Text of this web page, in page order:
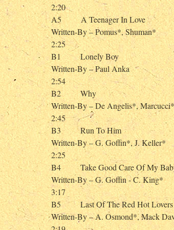
2:20
A5 A Teenager In Love
Written-By – Pomus*, Shuman*
2:25
B1 Lonely Boy
Written-By – Paul Anka
2:54
B2 Why
Written-By – De Angelis*, Marcucci*
2:45
B3 Run To Him
Written-By – G. Goffin*, J. Keller*
2:25
B4 Take Good Care Of My
Written-By – G. Goffin - C. King*
3:17
B5 Last Of The Red Hot Lovers
Written-By – A. Osmond*, Mack